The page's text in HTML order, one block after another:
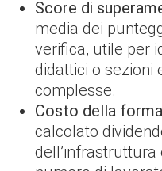
Score di
media dei
verifica, utile per
didattici o sezioni
complesse.
Costo della
calcolato
dell’infrastruttura